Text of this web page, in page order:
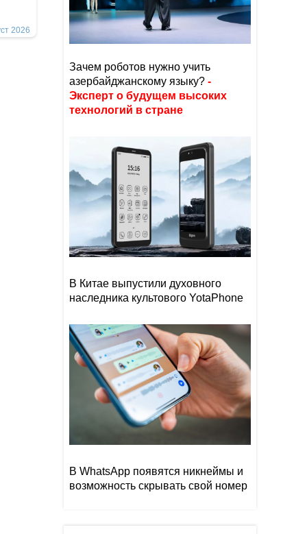
2026
Зачем роботов нужно учить
азербайджанскому языку? -
Эксперт о будущем высоких
технологий в стране
В Китае выпустили духовного
наследника культового YotaPhone
В WhatsApp появятся никнеймы и
возможность скрывать свой номер